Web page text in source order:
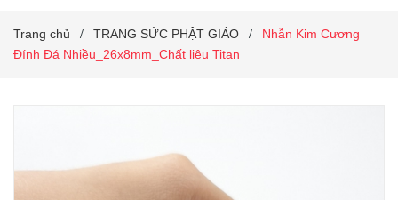
Trang chủ / TRANG SỨC PHẬT GIÁO /
Nhẫn Kim Cương
Đính Đá Nhiều_26x8mm_Chất liệu Titan